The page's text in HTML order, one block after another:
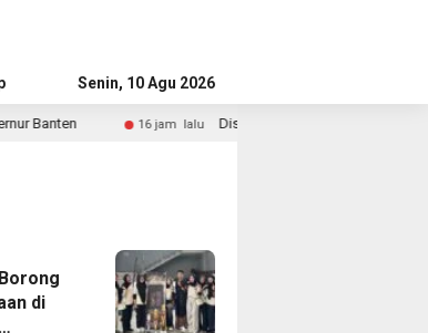
AdvertorialSenin, 10 Agu 2026
lalu Diskominfo Tangsel dan NU Perkuat Edukasi Digital untuk
di